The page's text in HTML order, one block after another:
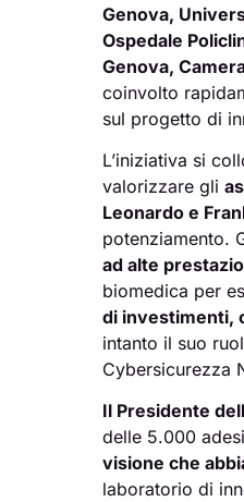
Genova,
Ospedale
Genova,
coinvolto
sul progetto di
L’iniziativa si
valorizzare gli
Leonardo e
potenziamento.
ad alte
biomedica per
di investimenti,
intanto il suo
Cybersicurezza
Il Presidente
delle 5.000
visione che
laboratorio di